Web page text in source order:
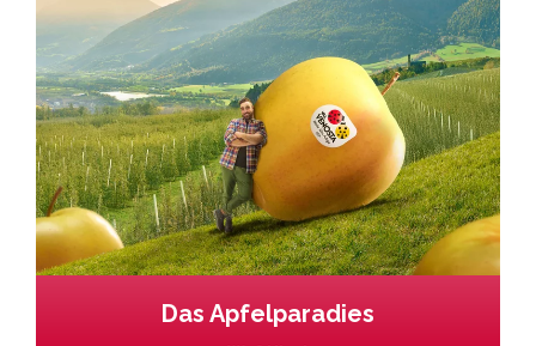
Das Apfelparadies